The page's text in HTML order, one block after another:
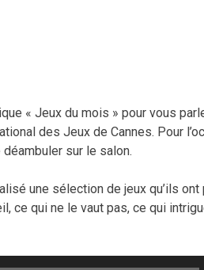
« Jeux du mois » pour vous
des Jeux de Cannes. Pour
sur le salon.
une sélection de jeux qu’ils
ce qui ne le vaut pas, ce qui